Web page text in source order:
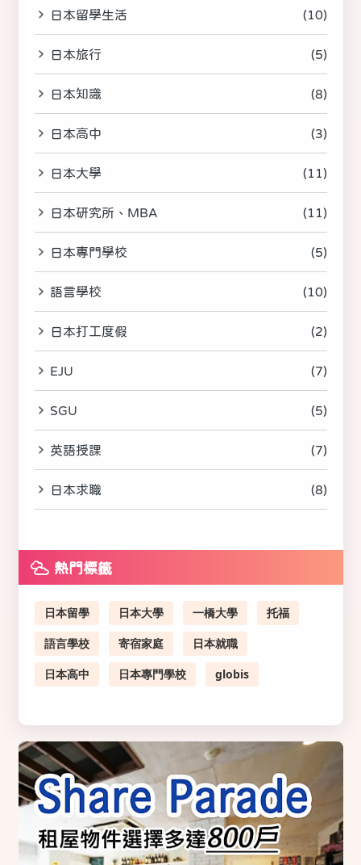
日本留學生活 (10)
日本旅行 (5)
日本知識 (8)
日本高中 (3)
日本大學 (11)
日本研究所、MBA (11)
日本專門學校 (5)
語言學校 (10)
日本打工度假 (2)
EJU (7)
SGU (5)
英語授課 (7)
日本求職 (8)
熱門標籤
日本留學 日本大學 一橋大學
托福
語言學校
寄宿家庭
日本就職
日本高中
日本專門學校 globis